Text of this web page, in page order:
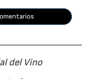
del Vino